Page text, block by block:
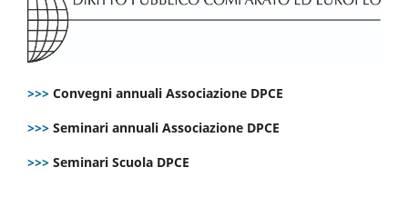
>>> Convegni annuali Associazione DPCE
>>> Seminari annuali Associazione DPCE
>>> Seminari Scuola DPCE